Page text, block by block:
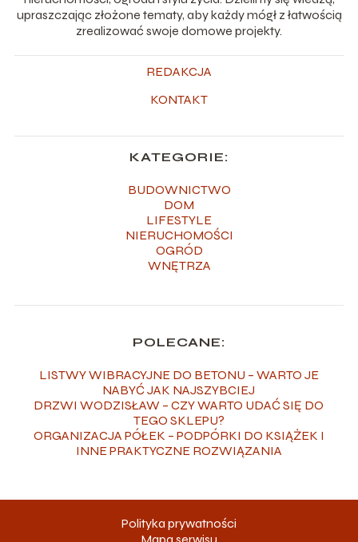
upraszczając złożone tematy, aby każdy mógł z łatwością
zrealizować swoje domowe projekty.
REDAKCJA
KONTAKT
KATEGORIE:
BUDOWNICTWO
DOM
LIFESTYLE
NIERUCHOMOŚCI
OGRÓD
WNĘTRZA
POLECANE:
LISTWY WIBRACYJNE DO BETONU – WARTO JE
NABYĆ JAK NAJSZYBCIEJ
DRZWI WODZISŁAW – CZY WARTO UDAĆ SIĘ DO
TEGO SKLEPU?
ORGANIZACJA PÓŁEK – PODPÓRKI DO KSIĄŻEK I
INNE PRAKTYCZNE ROZWIĄZANIA
Polityka prywatności